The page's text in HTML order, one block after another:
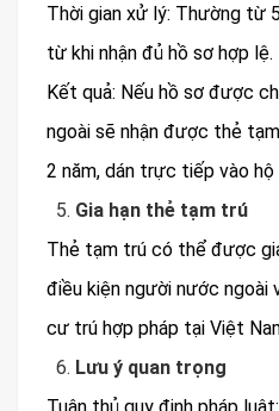
Thời gian xử lý: Thường từ
từ khi nhận đủ hồ sơ hợp lệ.
Kết quả: Nếu hồ sơ được
ngoài sẽ nhận được thẻ
2 năm, dán trực tiếp vào hộ
Gia hạn thẻ tạm trú
Thẻ tạm trú có thể được
điều kiện người nước ngoài
cư trú hợp pháp tại Việt
Lưu ý quan trọng
Tuân thủ quy định pháp